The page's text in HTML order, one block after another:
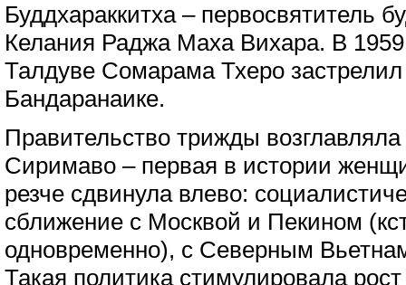
Буддхараккитха – первосвятитель
Келания Раджа Маха Вихара. В 1959
Талдуве Сомарама Тхеро
Бандаранаике.
Правительство трижды
Сиримаво – первая в истории
резче сдвинула влево:
сближение с Москвой и Пекином
одновременно), с Северным
Такая политика стимулировала